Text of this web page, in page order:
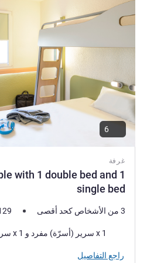
غرفة
with 1 double bed and 1
single bed
3 من الأشخاص كحد أقصى
فرش السرير
1 x سرير (أسرّة) مفرد و 1 x سرير (أسرّة) مزدوج
راجع التفاصيل